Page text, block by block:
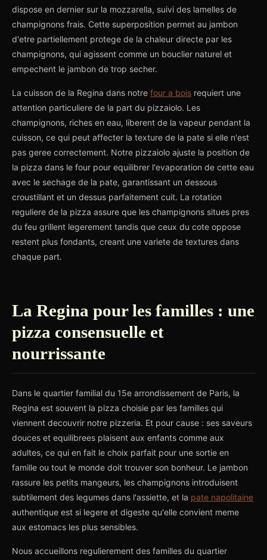
dispose en dernier sur la mozzarella, suivi des lamelles de
champignons frais. Cette superposition permet au jambon
d'etre partiellement protege de la chaleur directe par les
champignons, qui agissent comme un bouclier naturel et
empechent le jambon de trop secher.
La cuisson de la Regina dans notre four a bois requiert une
attention particuliere de la part du pizzaiolo. Les
champignons, riches en eau, liberent de la vapeur pendant la
cuisson, ce qui peut affecter la texture de la pate si elle n'est
pas geree correctement. Notre pizzaiolo ajuste la position de
la pizza dans le four pour equilibrer l'evaporation de cette eau
avec le sechage de la pate, garantissant un dessous
croustillant et un dessus parfaitement cuit. La rotation
reguliere de la pizza assure que les champignons situes pres
du feu grillent legerement tandis que ceux du cote oppose
restent plus fondants, creant une variete de textures dans
chaque part.
La Regina pour les familles : une
pizza consensuelle et
nourrissante
Dans le quartier familial du 15e arrondissement de Paris, la
Regina est souvent la pizza choisie par les familles qui
viennent decouvrir notre pizzeria. Et pour cause : ses saveurs
douces et equilibrees plaisent aux enfants comme aux
adultes, ce qui en fait le choix parfait pour une sortie en
famille ou tout le monde doit trouver son bonheur. Le jambon
rassure les petits mangeurs, les champignons introduisent
subtilement des legumes dans l'assiette, et la pate napolitaine
authentique est si legere et digeste qu'elle convient meme
aux estomacs les plus sensibles.
Nous accueillons regulierement des familles du quartier